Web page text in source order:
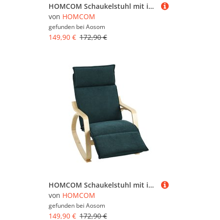
HOMCOM Schaukelstuhl mit in 5 Positionen verstellbarer Fußstütze, Schaukelstuhl mit Holzarmlehnen, doppellagige Polsterung, breiter Sitz, hohe Rückenlehne für Wohnzimmer, Schlafzimmer, Hellgrau Aosom
von HOMCOM
gefunden bei Aosom
149,90 € 172,90 €
HOMCOM Schaukelstuhl mit in 5 Positionen verstellbarer Fußstütze, Schaukelstuhl mit Holzarmlehnen, doppelt gepolstert, breiter Sitz, hoher Rücken für Wohnzimmer, Schlafzimmer, Dunkelgrün Aosom
von HOMCOM
gefunden bei Aosom
149,90 € 172,90 €